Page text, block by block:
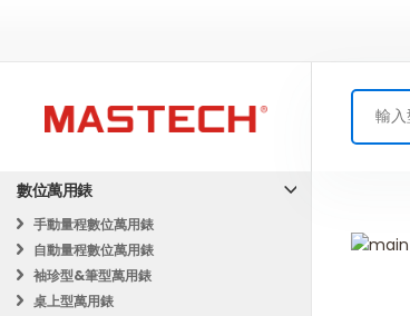
Skip
數位萬用錶
手動量程數位萬用錶
自動量程數位萬用錶
袖珍型&筆型萬用錶
桌上型萬用錶